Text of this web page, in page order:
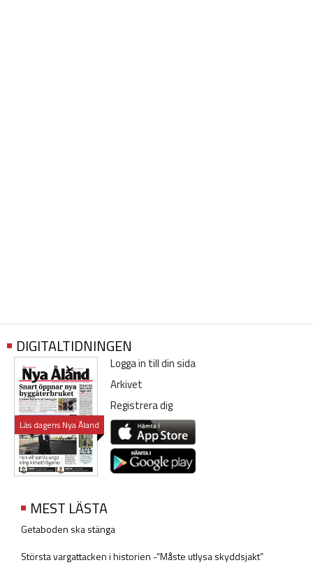
DIGITALTIDNINGEN
Läs dagens Nya Åland
Logga in till din sida
Arkivet
Registrera dig
MEST LÄSTA
Getaboden ska stänga
Största vargattacken i historien -”Måste utlysa skyddsjakt”